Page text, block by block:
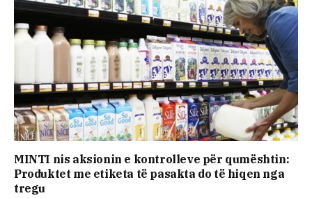
MINTI nis aksionin e kontrolleve për qumështin:
Produktet me etiketa të pasakta do të hiqen nga
tregu